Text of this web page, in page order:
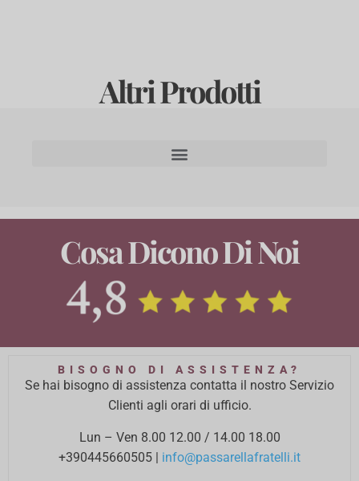
Altri Prodotti
Cosa Dicono Di Noi
BISOGNO DI ASSISTENZA?
Se hai bisogno di assistenza contatta il nostro Servizio
Clienti agli orari di ufficio.
Lun – Ven 8.00 12.00 / 14.00 18.00
+390445660505
info@passarellafratelli.it